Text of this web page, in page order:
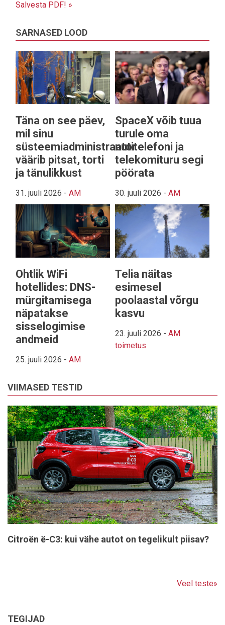
Salvesta PDF! »
SARNASED LOOD
Täna on see päev,
mil sinu
süsteemiadministraator
väärib pitsat, torti
ja tänulikkust
31. juuli 2026 - AM
SpaceX võib tuua
turule oma
nutitelefoni ja
telekomituru segi
pöörata
30. juuli 2026 - AM
Ohtlik WiFi
hotellides: DNS-
mürgitamisega
näpatakse
sisselogimise
andmeid
25. juuli 2026 - AM
Telia näitas
esimesel
poolaastal võrgu
kasvu
23. juuli 2026 - AM
toimetus
VIIMASED TESTID
Citroën ë-C3: kui vähe autot on tegelikult piisav?
Veel teste»
TEGIJAD